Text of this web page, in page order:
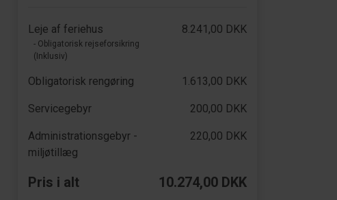
Leje af feriehus
- Obligatorisk rejseforsikring
(Inklusiv)
8.241,00 DKK
Obligatorisk rengøring 1.613,00 DKK
Servicegebyr 200,00 DKK
Administrationsgebyr -
miljøtillæg
220,00 DKK
Pris i alt 10.274,00 DKK